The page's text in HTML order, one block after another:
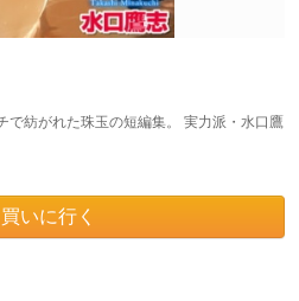
で紡がれた珠玉の短編集。 実力派・水口鷹
買いに行く